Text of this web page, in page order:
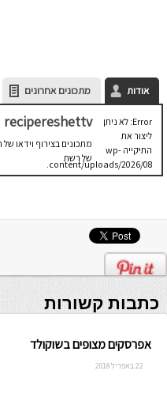
אודות מתכונים אחרונים
Error: לא ניתן
ליצור את
התיקייה wp-
content/uploads/2026/08.
יש לבדוק
recipereshettv
מתכונים בצירוף וידאו
של רשת
כתבות קשורות
אפרסקים מצופים בשוקולד
22 באפריל 2018